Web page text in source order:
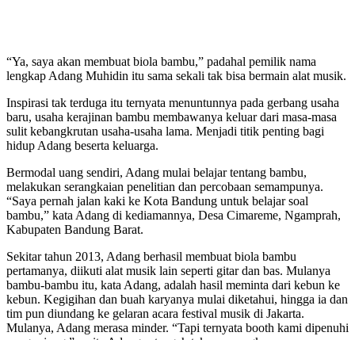
“Ya, saya akan membuat biola bambu,” padahal pemilik nama
lengkap Adang Muhidin itu sama sekali tak bisa bermain alat musik.
Inspirasi tak terduga itu ternyata menuntunnya pada gerbang usaha
baru, usaha kerajinan bambu membawanya keluar dari masa-masa
sulit kebangkrutan usaha-usaha lama. Menjadi titik penting bagi
hidup Adang beserta keluarga.
Bermodal uang sendiri, Adang mulai belajar tentang bambu,
melakukan serangkaian penelitian dan percobaan semampunya.
“Saya pernah jalan kaki ke Kota Bandung untuk belajar soal
bambu,” kata Adang di kediamannya, Desa Cimareme, Ngamprah,
Kabupaten Bandung Barat.
Sekitar tahun 2013, Adang berhasil membuat biola bambu
pertamanya, diikuti alat musik lain seperti gitar dan bas. Mulanya
bambu-bambu itu, kata Adang, adalah hasil meminta dari kebun ke
kebun. Kegigihan dan buah karyanya mulai diketahui, hingga ia dan
tim pun diundang ke gelaran acara festival musik di Jakarta.
Mulanya, Adang merasa minder. “Tapi ternyata booth kami dipenuhi